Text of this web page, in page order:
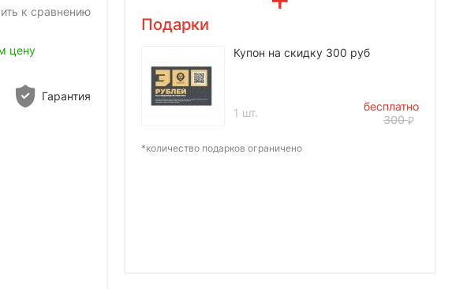
к сравнению
цену
Гарантия
Подарки
Купон на скидку 300 руб
1 шт.
бесплатно
300
*количество подарков ограничено